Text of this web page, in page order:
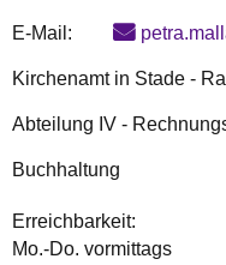
E-Mail:
Kirchenamt in Stade -
Abteilung IV -
Buchhaltung
Erreichbarkeit:
Mo.-Do. vormittags